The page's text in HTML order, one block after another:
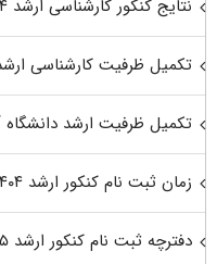
نتایج کنکور کارشناسی ارشد ۱۴۰۴
تکمیل ظرفیت کارشناسی ارشد
تکمیل ظرفیت ارشد دانشگاه آزاد
زمان ثبت نام کنکور ارشد ۱۴۰۴
دفترچه ثبت نام کنکور ارشد ۱۴۰۵